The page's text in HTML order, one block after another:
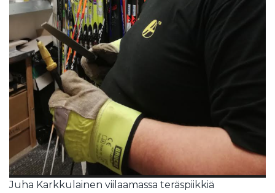
Juha Karkkulainen viilaamassa teräspiikkiä